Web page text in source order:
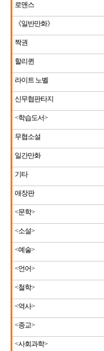
로맨스
《일반만화》
짝권
할리퀸
라이트 노벨
신무협판타지
<학습도서>
무협소설
일간만화
기타
애장판
<문학>
<소설>
<예술>
<언어>
<철학>
<역사>
<종교>
<사회과학>